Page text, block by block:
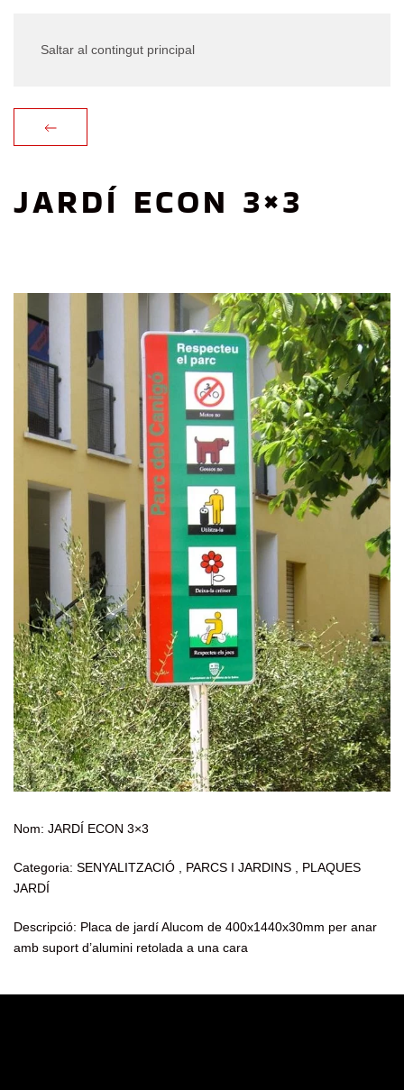
Saltar al contingut principal
JARDÍ ECON 3×3
Nom: JARDÍ ECON 3×3
Categoria: SENYALITZACIÓ , PARCS I JARDINS , PLAQUES
JARDÍ
Descripció: Placa de jardí Alucom de 400x1440x30mm per anar
amb suport d’alumini retolada a una cara